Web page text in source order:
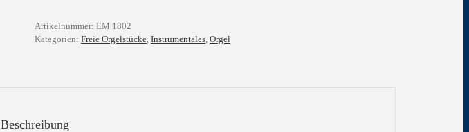
Menge
Artikelnummer: EM 1802
Kategorien: Freie Orgelstücke, Instrumentales, Orgel
Beschreibung